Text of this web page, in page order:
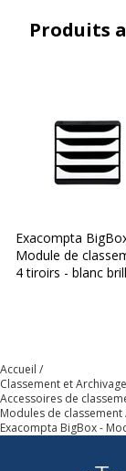
Garantie
Hauteur
Produits
Exacompta
Module de
4 tiroirs - blanc
Accueil
Classement et Archivage
Accessoires de
Modules de classement
Exacompta BigBox -